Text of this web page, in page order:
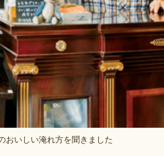
おいしい淹れ方を聞きました